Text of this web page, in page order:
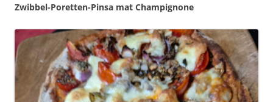
Zwibbel-Poretten-Pinsa mat Champignone